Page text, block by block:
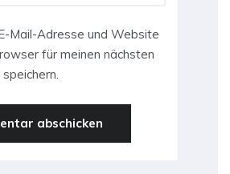
Mail-Adresse und Website
für meinen nächsten